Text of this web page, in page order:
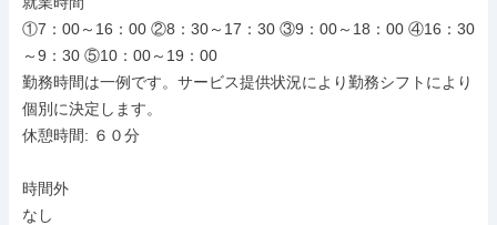
①7：00～16：00 ②8：30～17：30 ③9：00～18：00 ④16：30
～9：30 ⑤10：00～19：00
勤務時間は一例です。サービス提供状況により勤務シフトにより
個別に決定します。
休憩時間: ６０分
時間外
なし